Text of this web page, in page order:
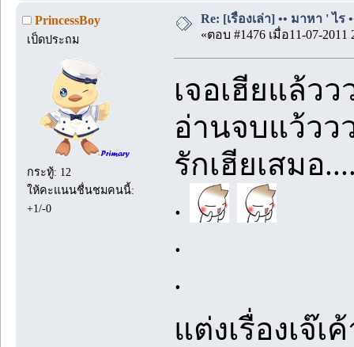
PrincessBoy
เป็ดประถม
กระทู้: 12
ให้คะแนนชื่นชมคนนี้:
+1/-0
Re: [เรื่องเล่า] •• มาหา ' ไร
«ตอบ #1476 เมื่อ11-07-2011
เจอเฮียแล้วว
อ่านจบแว้วว
รักเฮียเสมอ
.
.
.
แต่งเรื่องเจ๊